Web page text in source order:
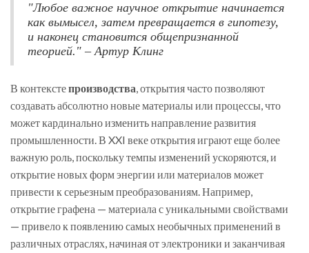
"Любое важное научное открытие начинается
как вымысел, затем превращается в гипотезу,
и наконец становится общепризнанной
теорией." – Артур Клинг
В контекстепроизводства, открытия часто позволяют
создавать абсолютно новые материалы или процессы, что
может кардинально изменить направление развития
промышленности. В XXI веке открытия играют еще более
важную роль, поскольку темпы изменений ускоряются, и
открытие новых форм энергии или материалов может
привести к серьезным преобразованиям. Например,
открытие графена — материала с уникальными свойствами
— привело к появлению самых необычных применений в
различных отраслях, начиная от электроники и заканчивая